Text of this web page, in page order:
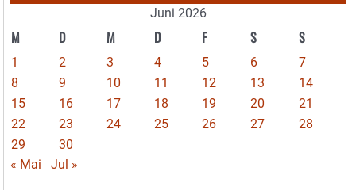
Juni 2026
M D M D F S S
1 2 3 4 5 6
7
8
9 10 11 12 13
14
15
16 17 18 19 20
21
22
23 24 25 26 27
28
29
30
« Mai
Jul »